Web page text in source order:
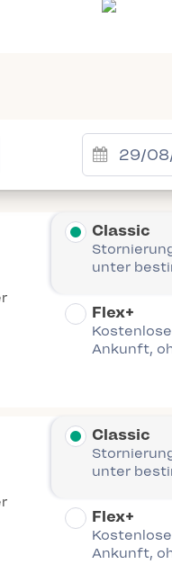
Classic
unter
Flex+
Ankunft,
Classic
unter
Flex+
Ankunft,